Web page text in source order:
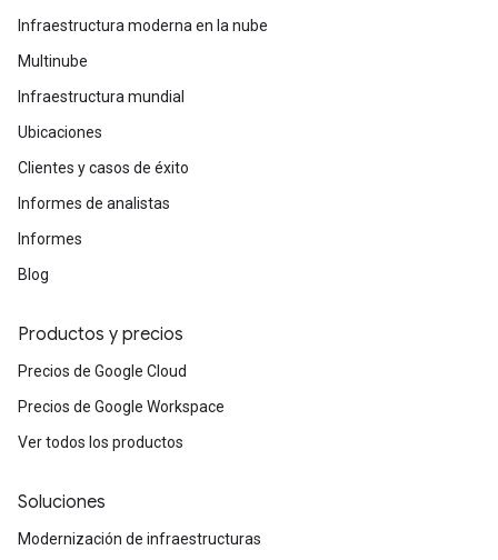
Infraestructura moderna en la nube
Multinube
Infraestructura mundial
Ubicaciones
Clientes y casos de éxito
Informes de analistas
Informes
Blog
Productos y precios
Precios de Google Cloud
Precios de Google Workspace
Ver todos los productos
Soluciones
Modernización de infraestructuras